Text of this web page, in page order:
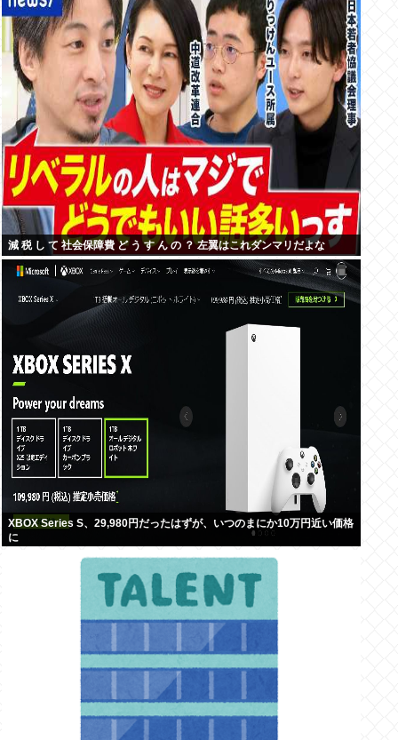
減 税 し て 社会保障費 ど う す ん の ？ 左翼はこれダンマリだよな
XBOX Series S、29,980円だったはずが、いつのまにか10万円近い価格
に